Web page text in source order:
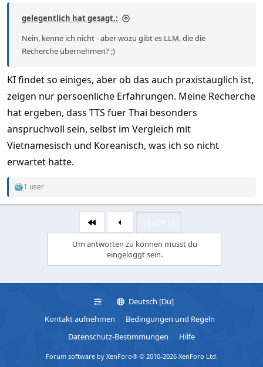
gelegentlich hat gesagt.:
Nein, kenne ich nicht - aber wozu gibt es LLM, die die
Recherche übernehmen? ;)
KI findet so einiges, aber ob das auch praxistauglich ist,
zeigen nur persoenliche Erfahrungen. Meine Recherche
hat ergeben, dass TTS fuer Thai besonders
anspruchvoll sein, selbst im Vergleich mit
Vietnamesisch und Koreanisch, was ich so nicht
erwartet hatte.
R
1 user
Erste
Um antworten zu können musst du
eingeloggt sein.
Deutsch [Du]
Kontakt aufnehmen
Bedingungen und Regeln
Datenschutz-Bestimmungen
Hilfe
Forum software by XenForo® © 2010-2026 XenForo Ltd.